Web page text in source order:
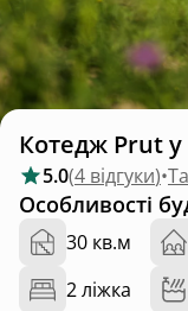
Котедж Prut у
5.0(4 відгуки)•
Особливості
30 кв.м
2 ліжка